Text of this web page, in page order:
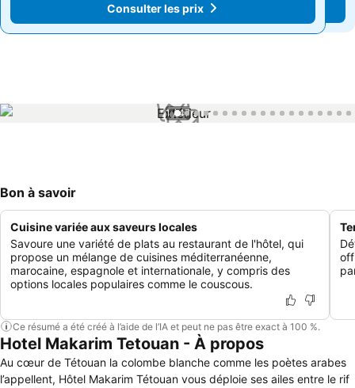
Consulter les prix
Consulter les prix
1 / 47
Bon à savoir
Cuisine variée aux saveurs locales
Savoure une variété de plats au restaurant de l'hôtel, qui
propose un mélange de cuisines méditerranéenne,
marocaine, espagnole et internationale, y compris des
options locales populaires comme le couscous.
Ce résumé a été créé à l’aide de l’IA et peut ne pas être exact à 100 %.
Hotel Makarim Tetouan - À propos
Au cœur de Tétouan la colombe blanche comme les poètes arabes
l’appellent, Hôtel Makarim Tétouan vous déploie ses ailes entre le rif